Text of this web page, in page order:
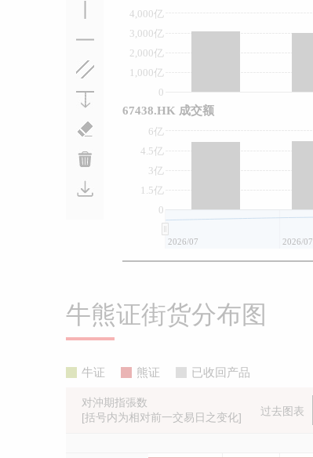
0
1,000亿
2,000亿
3,000亿
4,000亿
0
1.5亿
3亿
4.5亿
6亿
2026/07 2026/07
67438.HK 成交额
牛熊证街货分布图
牛证 熊证 已收回产品
对沖期指張数
[括号内为相对前一交易日之变化]
过去图表